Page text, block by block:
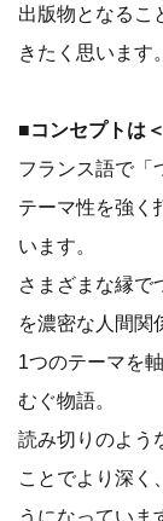
出版物となるこ
きたく思います。
■コンセプトは
フランス語で「
テーマ性を強く
います。
さまざまな縁で
を濃密な人間関
1つのテーマを
むぐ物語。
読み切りのよう
ことでより深く
うになっていま